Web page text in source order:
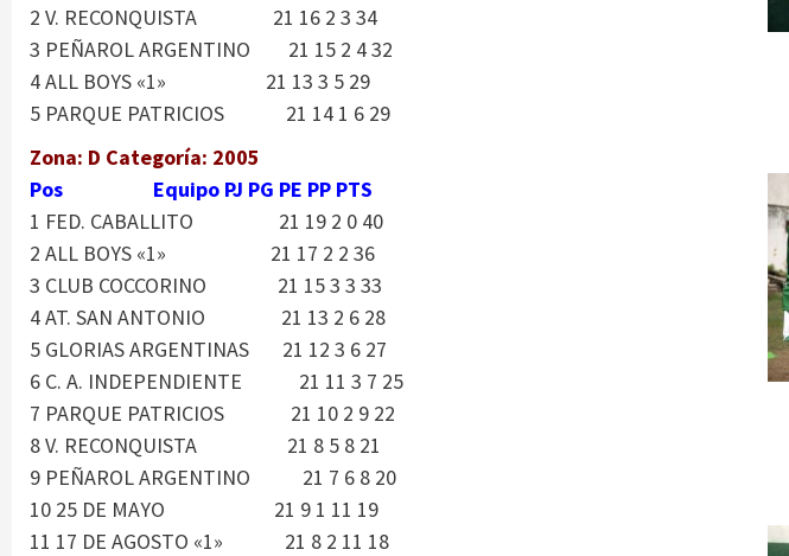
2 V. RECONQUISTA 21 16 2 3 34
3 PEÑAROL ARGENTINO 21 15 2 4 32
4 ALL BOYS «1» 21 13 3 5 29
5 PARQUE PATRICIOS 21 14 1 6 29
Zona: D Categoría: 2005
Pos Equipo PJ PG PE PP PTS
1 FED. CABALLITO 21 19 2 0 40
2 ALL BOYS «1» 21 17 2 2 36
3 CLUB COCCORINO 21 15 3 3 33
4 AT. SAN ANTONIO 21 13 2 6 28
5 GLORIAS ARGENTINAS 21 12 3 6 27
6 C. A. INDEPENDIENTE 21 11 3 7 25
7 PARQUE PATRICIOS 21 10 2 9 22
8 V. RECONQUISTA 21 8 5 8 21
9 PEÑAROL ARGENTINO 21 7 6 8 20
10 25 DE MAYO 21 9 1 11 19
11 17 DE AGOSTO «1» 21 8 2 11 18